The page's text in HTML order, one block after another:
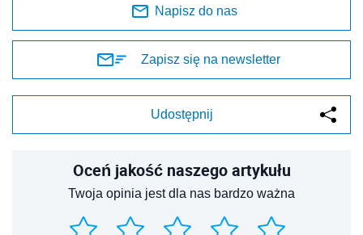
Napisz do nas
Zapisz się na newsletter
Udostępnij
Oceń jakość naszego artykułu
Twoja opinia jest dla nas bardzo ważna